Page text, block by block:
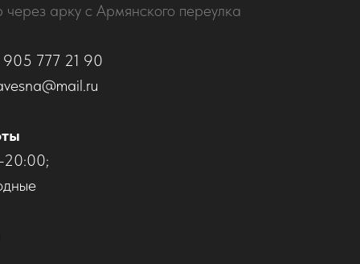
через арку с Армянского переулка
905 777 21 90